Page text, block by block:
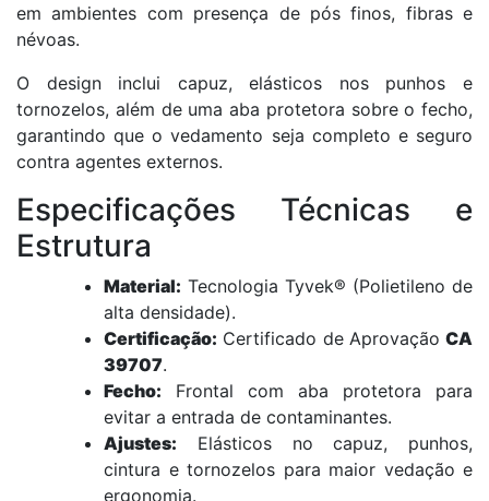
em ambientes com presença de pós finos, fibras e
névoas.
O design inclui capuz, elásticos nos punhos e
tornozelos, além de uma aba protetora sobre o fecho,
garantindo que o vedamento seja completo e seguro
contra agentes externos.
Especificações Técnicas e
Estrutura
Material: Tecnologia Tyvek® (Polietileno de
alta densidade).
Certificação: Certificado de Aprovação CA
39707.
Fecho: Frontal com aba protetora para
evitar a entrada de contaminantes.
Ajustes: Elásticos no capuz, punhos,
cintura e tornozelos para maior vedação e
ergonomia.